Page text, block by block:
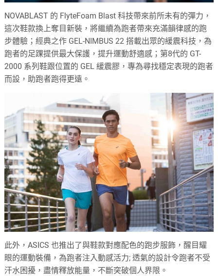
NOVABLAST 的 FlyteFoam Blast 科技帶來前所未有的彈力，
這次鞋款換上奪目新裝，將繼續為跑者帶來充滿韻律感的跑
步體驗；經典之作 GEL-NIMBUS 22 搭載出眾的緩震科技，為
跑者的足踝提供最大保護，提升運動舒適感；第8代的 GT-
2000 系列鞋跟位置的 GEL 緩震膠，專為尋找穩定表現的跑者
而設，助跑者跑得更遠。
此外，ASICS 也推出了與鞋款對應配色的跑步服飾，醒目耀
眼的運動裝備，為跑者注入動感活力; 透氣的設計令跑者不受
汗水困擾，盡情釋放能量，不斷突破個人界限。